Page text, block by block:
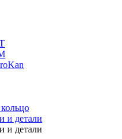
и детали
и детали